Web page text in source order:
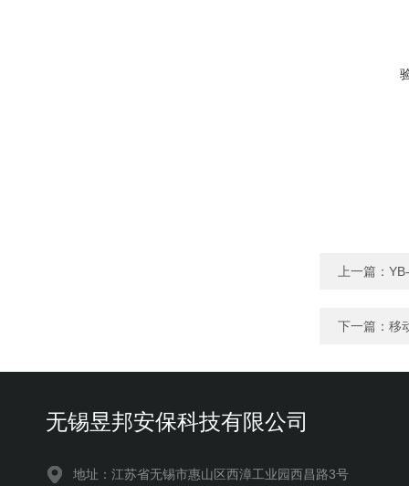
上一篇：
下一篇： 移
无锡昱邦安保科技有限公司
地址：江苏省无锡市惠山区西漳工业园西昌路3号